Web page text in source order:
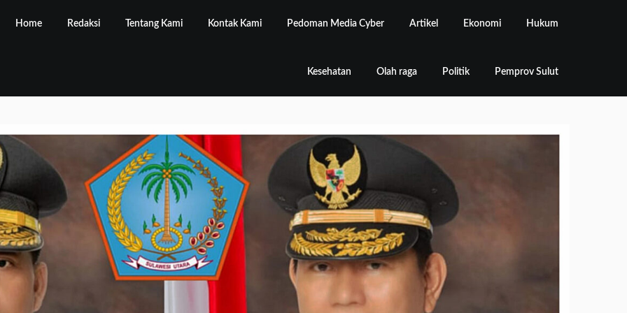
Home Redaksi Tentang Kami Kontak Kami Pedoman Media Cyber Artikel Ekonomi Hukum
Kesehatan Olah raga Politik Pemprov Sulut